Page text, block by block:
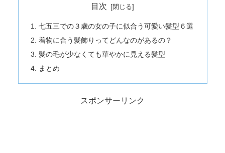
目次
七五三での３歳の女の子に似合う可愛い髪型６選
着物に合う髪飾りってどんなのがあるの？
髪の毛が少なくても華やかに見える髪型
まとめ
スポンサーリンク